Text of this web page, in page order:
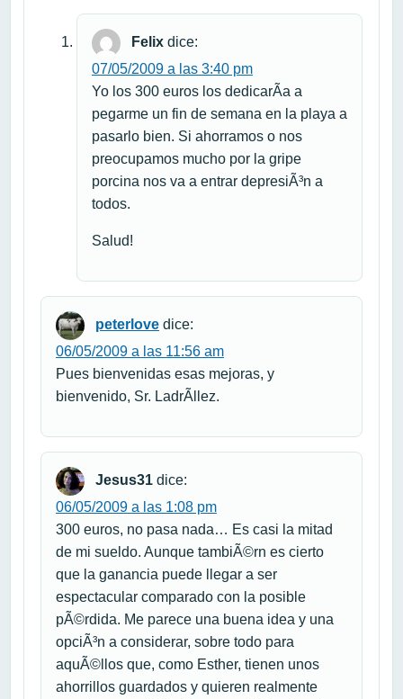
Felix dice:
07/05/2009 a las 3:40 pm
Yo los 300 euros los dedicarÃ­a a
pegarme un fin de semana en la playa a
pasarlo bien. Si ahorramos o nos
preocupamos mucho por la gripe
porcina nos va a entrar depresiÃ³n a
todos.
Salud!
peterlove dice:
06/05/2009 a las 11:56 am
Pues bienvenidas esas mejoras, y
bienvenido, Sr. LadrÃ­llez.
Jesus31 dice:
06/05/2009 a las 1:08 pm
300 euros, no pasa nada… Es casi la mitad
de mi sueldo. Aunque tambiÃ©rn es cierto
que la ganancia puede llegar a ser
espectacular comparado con la posible
pÃ©rdida. Me parece una buena idea y una
opciÃ³n a considerar, sobre todo para
aquÃ©llos que, como Esther, tienen unos
ahorrillos guardados y quieren realmente